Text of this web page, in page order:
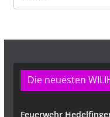
Die neuesten
Feuerwehr